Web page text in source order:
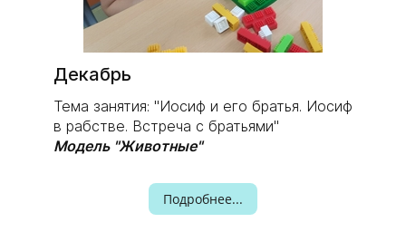
​Декабрь
Тема занятия: "Иосиф и его братья. Иосиф
в рабстве. Встреча с братьями"
Модель "Животные"
Подробнее...